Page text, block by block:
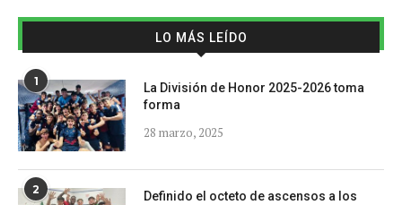
LO MÁS LEÍDO
1
La División de Honor 2025-2026 toma
forma
28 marzo, 2025
2
Definido el octeto de ascensos a los